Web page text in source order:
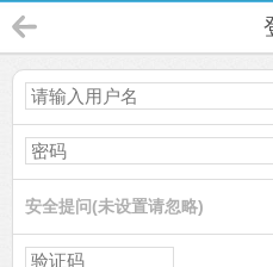
安全提问(未设置请忽略)